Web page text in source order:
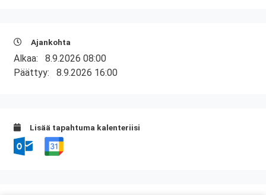
Ajankohta
Alkaa: 8.9.2026 08:00
Päättyy: 8.9.2026 16:00
Lisää tapahtuma kalenteriisi